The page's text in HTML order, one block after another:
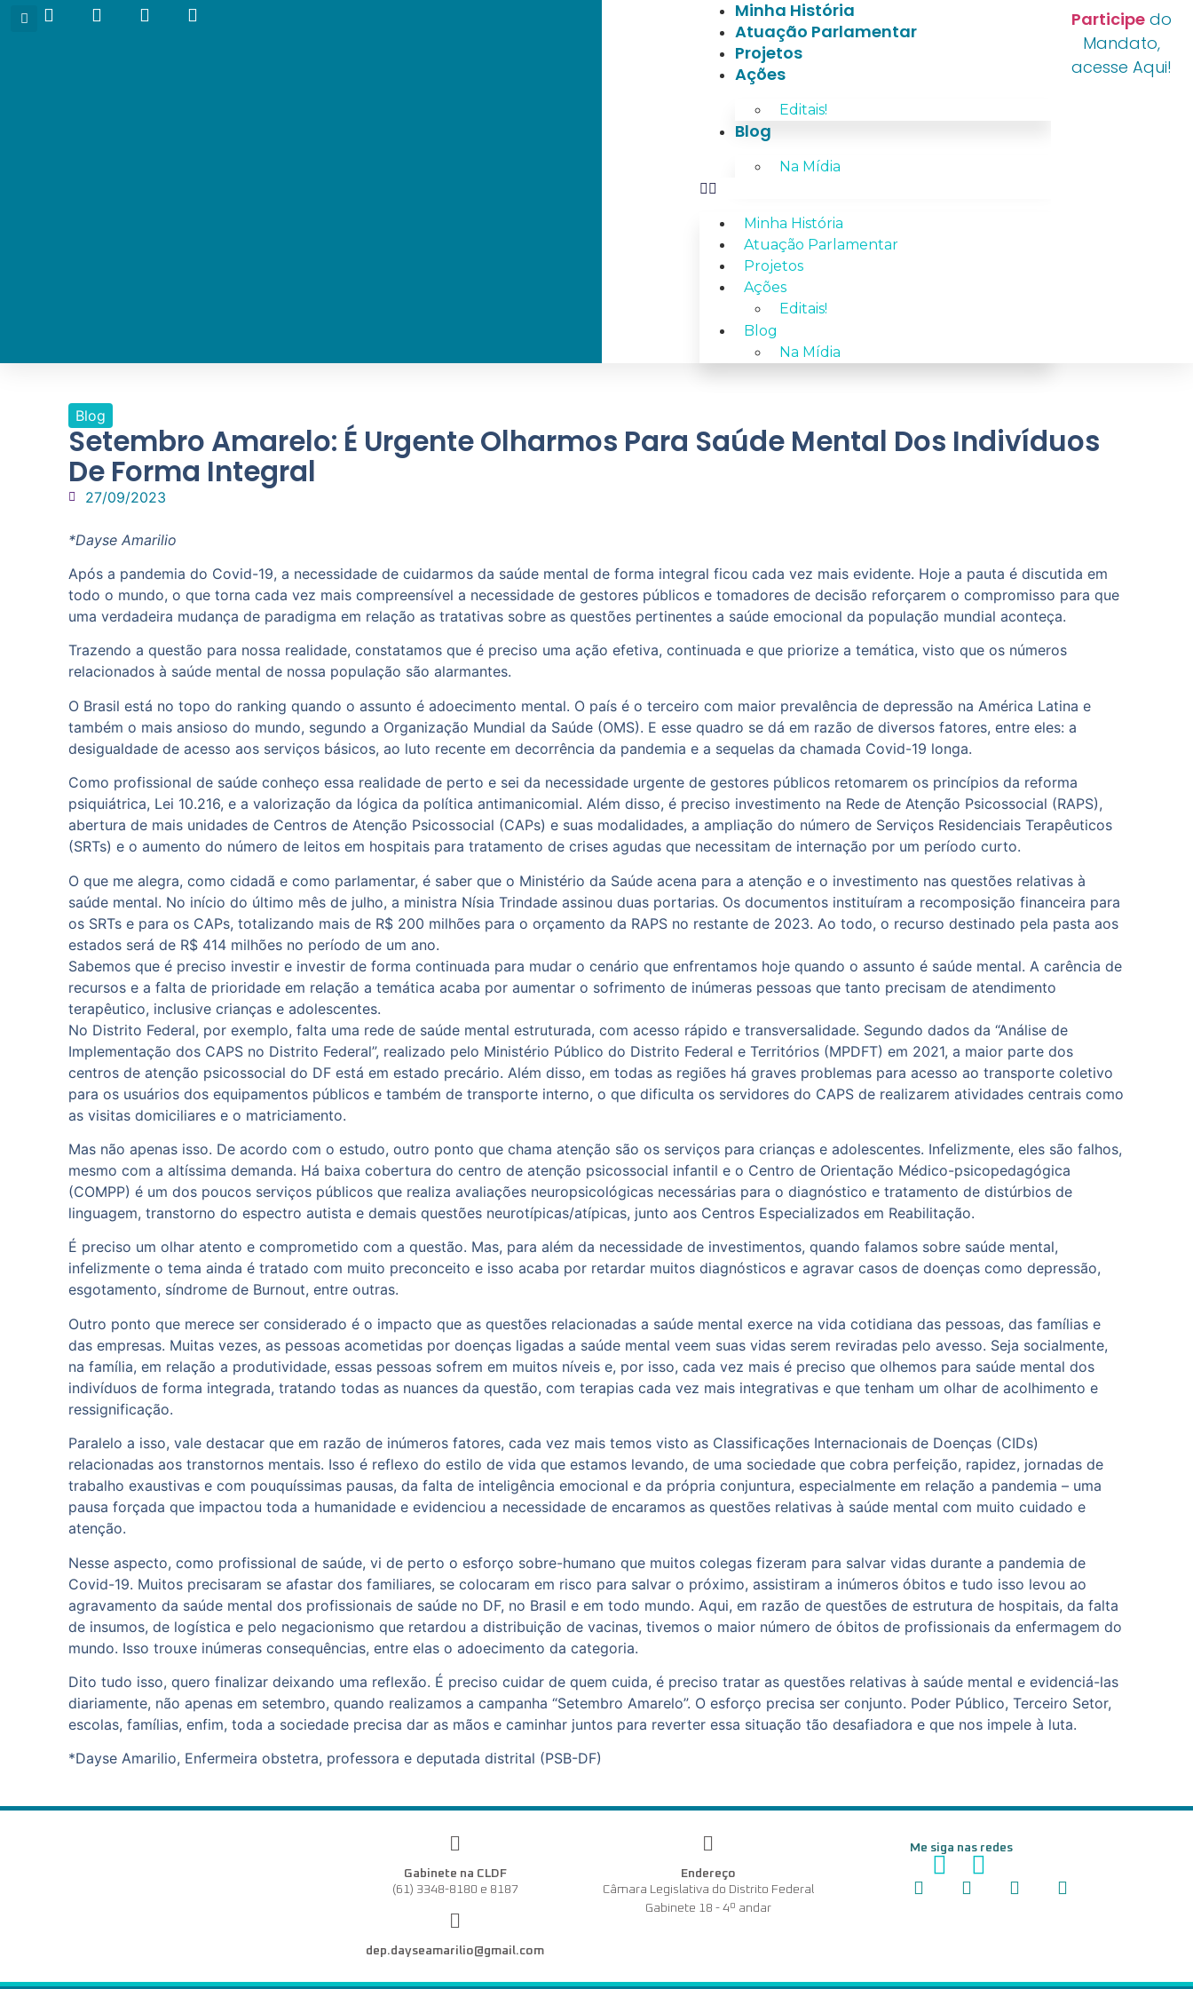
Minha História
Atuação Parlamentar
Projetos
Ações
Editais!
Blog
Na Mídia
Minha História
Atuação Parlamentar
Projetos
Ações
Editais!
Blog
Na Mídia
Participe do
Mandato,
acesse Aqui!
Blog
Setembro Amarelo: É Urgente Olharmos Para Saúde Mental Dos Indivíduos
De Forma Integral
27/09/2023
*Dayse Amarilio
Após a pandemia do Covid-19, a necessidade de cuidarmos da saúde mental de forma integral ficou cada vez mais evidente. Hoje a pauta é discutida em
todo o mundo, o que torna cada vez mais compreensível a necessidade de gestores públicos e tomadores de decisão reforçarem o compromisso para que
uma verdadeira mudança de paradigma em relação as tratativas sobre as questões pertinentes a saúde emocional da população mundial aconteça.
Trazendo a questão para nossa realidade, constatamos que é preciso uma ação efetiva, continuada e que priorize a temática, visto que os números
relacionados à saúde mental de nossa população são alarmantes.
O Brasil está no topo do ranking quando o assunto é adoecimento mental. O país é o terceiro com maior prevalência de depressão na América Latina e
também o mais ansioso do mundo, segundo a Organização Mundial da Saúde (OMS). E esse quadro se dá em razão de diversos fatores, entre eles: a
desigualdade de acesso aos serviços básicos, ao luto recente em decorrência da pandemia e a sequelas da chamada Covid-19 longa.
Como profissional de saúde conheço essa realidade de perto e sei da necessidade urgente de gestores públicos retomarem os princípios da reforma
psiquiátrica, Lei 10.216, e a valorização da lógica da política antimanicomial. Além disso, é preciso investimento na Rede de Atenção Psicossocial (RAPS),
abertura de mais unidades de Centros de Atenção Psicossocial (CAPs) e suas modalidades, a ampliação do número de Serviços Residenciais Terapêuticos
(SRTs) e o aumento do número de leitos em hospitais para tratamento de crises agudas que necessitam de internação por um período curto.
O que me alegra, como cidadã e como parlamentar, é saber que o Ministério da Saúde acena para a atenção e o investimento nas questões relativas à
saúde mental. No início do último mês de julho, a ministra Nísia Trindade assinou duas portarias. Os documentos instituíram a recomposição financeira para
os SRTs e para os CAPs, totalizando mais de R$ 200 milhões para o orçamento da RAPS no restante de 2023. Ao todo, o recurso destinado pela pasta aos
estados será de R$ 414 milhões no período de um ano.
Sabemos que é preciso investir e investir de forma continuada para mudar o cenário que enfrentamos hoje quando o assunto é saúde mental. A carência de
recursos e a falta de prioridade em relação a temática acaba por aumentar o sofrimento de inúmeras pessoas que tanto precisam de atendimento
terapêutico, inclusive crianças e adolescentes.
No Distrito Federal, por exemplo, falta uma rede de saúde mental estruturada, com acesso rápido e transversalidade. Segundo dados da “Análise de
Implementação dos CAPS no Distrito Federal”, realizado pelo Ministério Público do Distrito Federal e Territórios (MPDFT) em 2021, a maior parte dos
centros de atenção psicossocial do DF está em estado precário. Além disso, em todas as regiões há graves problemas para acesso ao transporte coletivo
para os usuários dos equipamentos públicos e também de transporte interno, o que dificulta os servidores do CAPS de realizarem atividades centrais como
as visitas domiciliares e o matriciamento.
Mas não apenas isso. De acordo com o estudo, outro ponto que chama atenção são os serviços para crianças e adolescentes. Infelizmente, eles são falhos,
mesmo com a altíssima demanda. Há baixa cobertura do centro de atenção psicossocial infantil e o Centro de Orientação Médico-psicopedagógica
(COMPP) é um dos poucos serviços públicos que realiza avaliações neuropsicológicas necessárias para o diagnóstico e tratamento de distúrbios de
linguagem, transtorno do espectro autista e demais questões neurotípicas/atípicas, junto aos Centros Especializados em Reabilitação.
É preciso um olhar atento e comprometido com a questão. Mas, para além da necessidade de investimentos, quando falamos sobre saúde mental,
infelizmente o tema ainda é tratado com muito preconceito e isso acaba por retardar muitos diagnósticos e agravar casos de doenças como depressão,
esgotamento, síndrome de Burnout, entre outras.
Outro ponto que merece ser considerado é o impacto que as questões relacionadas a saúde mental exerce na vida cotidiana das pessoas, das famílias e
das empresas. Muitas vezes, as pessoas acometidas por doenças ligadas a saúde mental veem suas vidas serem reviradas pelo avesso. Seja socialmente,
na família, em relação a produtividade, essas pessoas sofrem em muitos níveis e, por isso, cada vez mais é preciso que olhemos para saúde mental dos
indivíduos de forma integrada, tratando todas as nuances da questão, com terapias cada vez mais integrativas e que tenham um olhar de acolhimento e
ressignificação.
Paralelo a isso, vale destacar que em razão de inúmeros fatores, cada vez mais temos visto as Classificações Internacionais de Doenças (CIDs)
relacionadas aos transtornos mentais. Isso é reflexo do estilo de vida que estamos levando, de uma sociedade que cobra perfeição, rapidez, jornadas de
trabalho exaustivas e com pouquíssimas pausas, da falta de inteligência emocional e da própria conjuntura, especialmente em relação a pandemia – uma
pausa forçada que impactou toda a humanidade e evidenciou a necessidade de encaramos as questões relativas à saúde mental com muito cuidado e
atenção.
Nesse aspecto, como profissional de saúde, vi de perto o esforço sobre-humano que muitos colegas fizeram para salvar vidas durante a pandemia de
Covid-19. Muitos precisaram se afastar dos familiares, se colocaram em risco para salvar o próximo, assistiram a inúmeros óbitos e tudo isso levou ao
agravamento da saúde mental dos profissionais de saúde no DF, no Brasil e em todo mundo. Aqui, em razão de questões de estrutura de hospitais, da falta
de insumos, de logística e pelo negacionismo que retardou a distribuição de vacinas, tivemos o maior número de óbitos de profissionais da enfermagem do
mundo. Isso trouxe inúmeras consequências, entre elas o adoecimento da categoria.
Dito tudo isso, quero finalizar deixando uma reflexão. É preciso cuidar de quem cuida, é preciso tratar as questões relativas à saúde mental e evidenciá-las
diariamente, não apenas em setembro, quando realizamos a campanha “Setembro Amarelo”. O esforço precisa ser conjunto. Poder Público, Terceiro Setor,
escolas, famílias, enfim, toda a sociedade precisa dar as mãos e caminhar juntos para reverter essa situação tão desafiadora e que nos impele à luta.
*Dayse Amarilio, Enfermeira obstetra, professora e deputada distrital (PSB-DF)
Gabinete na CLDF
(61) 3348-8180 e 8187
dep.dayseamarilio@gmail.com
Endereço
Câmara Legislativa do Distrito Federal
Gabinete 18 - 4º andar
Me siga nas redes